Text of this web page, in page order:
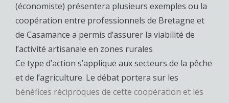
(économiste) présentera plusieurs exemples ou la
coopération entre professionnels de Bretagne et
de Casamance a permis d’assurer la viabilité de
l’activité artisanale en zones rurales
Ce type d’action s’applique aux secteurs de la pêche
et de l’agriculture. Le débat portera sur les
bénéfices réciproques de cette coopération et les